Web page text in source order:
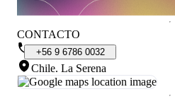
CONTACTO
+56 9 6786 0032
Chile. La Serena